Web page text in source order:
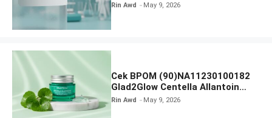
2 Apakah Terdaftar?
Rin Awd May 9, 2026
Cek BPOM (90)NA11230100182
Glad2Glow Centella Allantoin
Soothing Gel Moisturizer
Rin Awd May 9, 2026